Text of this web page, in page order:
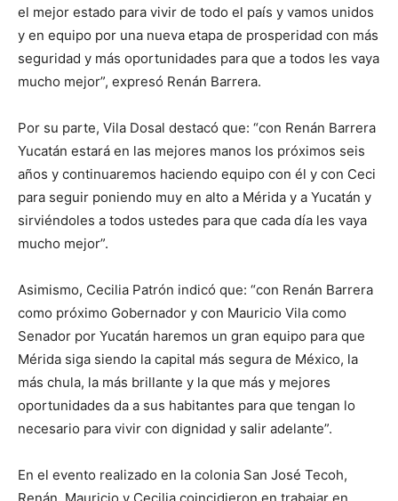
el mejor estado para vivir de todo el país y vamos unidos
y en equipo por una nueva etapa de prosperidad con más
seguridad y más oportunidades para que a todos les vaya
mucho mejor”, expresó Renán Barrera.
Por su parte, Vila Dosal destacó que: “con Renán Barrera
Yucatán estará en las mejores manos los próximos seis
años y continuaremos haciendo equipo con él y con Ceci
para seguir poniendo muy en alto a Mérida y a Yucatán y
sirviéndoles a todos ustedes para que cada día les vaya
mucho mejor”.
Asimismo, Cecilia Patrón indicó que: “con Renán Barrera
como próximo Gobernador y con Mauricio Vila como
Senador por Yucatán haremos un gran equipo para que
Mérida siga siendo la capital más segura de México, la
más chula, la más brillante y la que más y mejores
oportunidades da a sus habitantes para que tengan lo
necesario para vivir con dignidad y salir adelante”.
En el evento realizado en la colonia San José Tecoh,